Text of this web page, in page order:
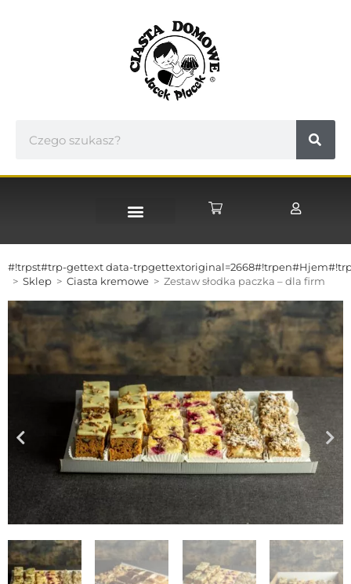
#!trpst#trp-gettext data-
> Sklep > Ciasta kremowe > Zestaw słodka paczka – dla firm